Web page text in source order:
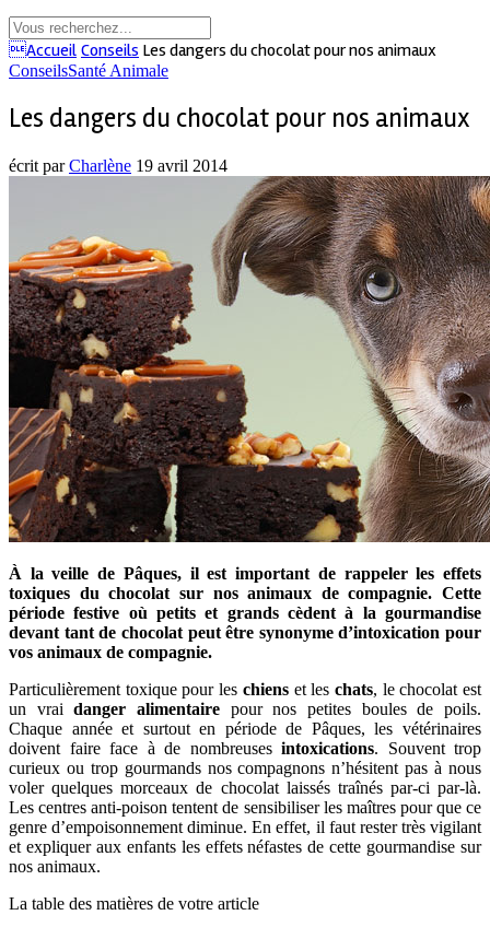
Accueil Conseils Les dangers du chocolat pour nos animaux
ConseilsSanté Animale
Les dangers du chocolat pour nos animaux
écrit parCharlène 19 avril 2014
À la veille de Pâques, il est important de rappeler les effets
toxiques du chocolat sur nos animaux de compagnie. Cette
période festive où petits et grands cèdent à la gourmandise
devant tant de chocolat peut être synonyme d’intoxication pour
vos animaux de compagnie.
Particulièrement toxique pour les chienset les chats, le chocolat est
un vraidanger alimentaire pour nos petites boules de poils.
Chaque année et surtout en période de Pâques, les vétérinaires
doivent faire face à de nombreuses intoxications. Souvent trop
curieux ou trop gourmands nos compagnons n’hésitent pas à nous
voler quelques morceaux de chocolat laissés traînés par-ci par-là.
Les centres anti-poison tentent de sensibiliser les maîtres pour que ce
genre d’empoisonnement diminue. En effet, il faut rester très vigilant
et expliquer aux enfants les effets néfastes de cette gourmandise sur
nos animaux.
La table des matières de votre article